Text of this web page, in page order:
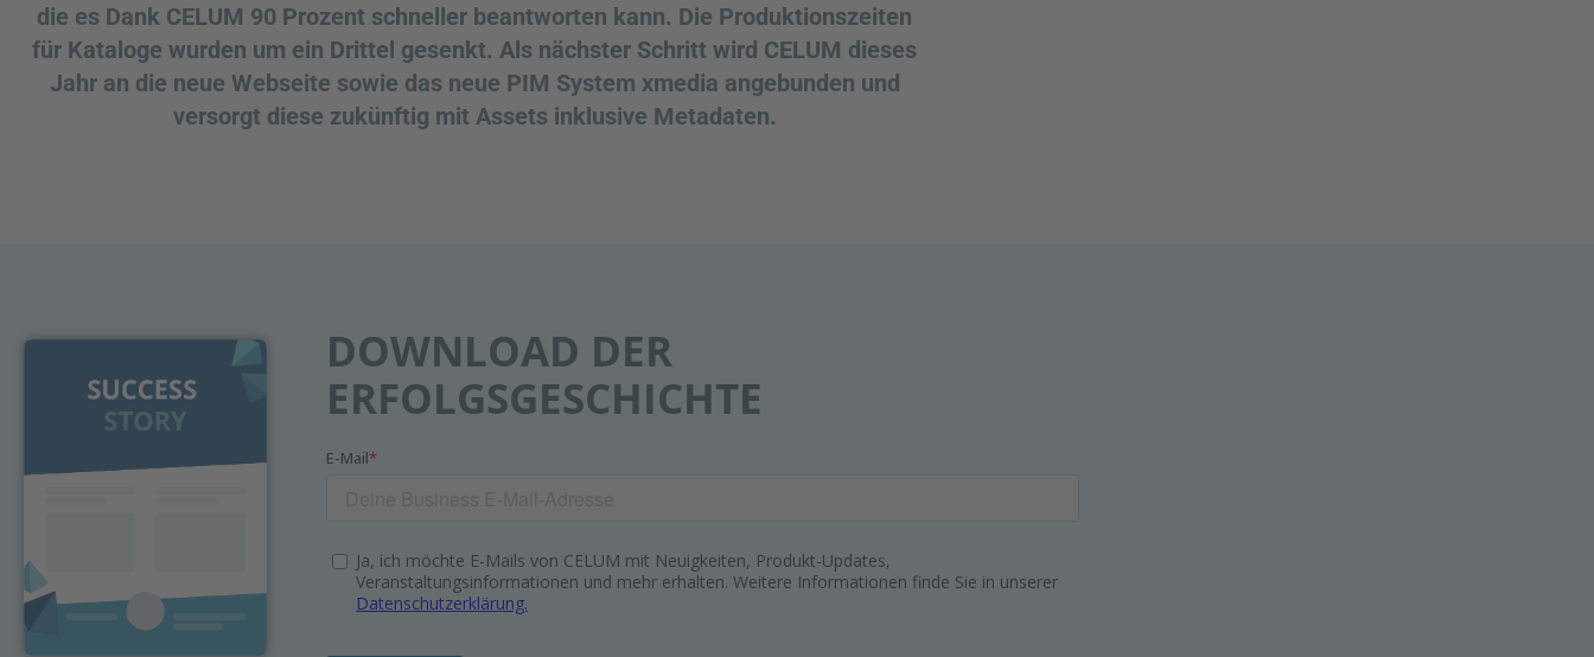
die es Dank CELUM 90 Prozent schneller beantworten kann. Die Produktionszeiten
für Kataloge wurden um ein Drittel gesenkt. Als nächster Schritt wird CELUM dieses
Jahr an die neue Webseite sowie das neue PIM System xmedia angebunden und
versorgt diese zukünftig mit Assets inklusive Metadaten.
DOWNLOAD DER
ERFOLGSGESCHICHTE